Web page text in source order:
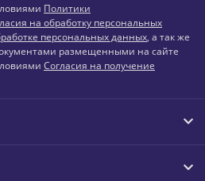
Политики
на обработку персональных
персональных данных, а так же
размещенными на сайте
Согласия на получение